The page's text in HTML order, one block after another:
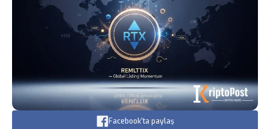
Facebook'ta paylaş